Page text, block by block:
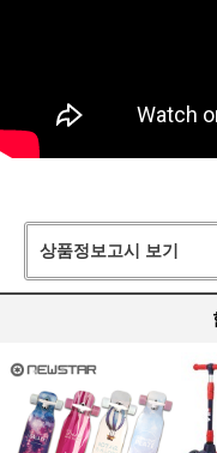
상품정보고시 보기